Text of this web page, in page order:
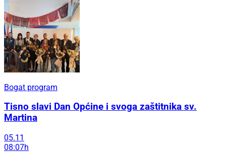
Bogat program
Tisno slavi Dan Općine i svoga zaštitnika sv.
Martina
05.11
08:07h